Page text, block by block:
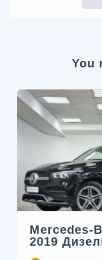
You
Mercedes-
2019